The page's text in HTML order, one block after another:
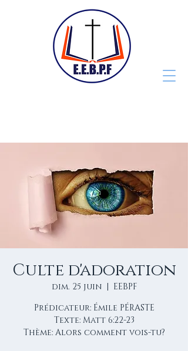
Culte d'adoration
dim. 25 juin
  |
EEBPF
Prédicateur: Émile PÉRASTE
Texte: Matt 6:22-23
Thème: Alors comment vois-tu?